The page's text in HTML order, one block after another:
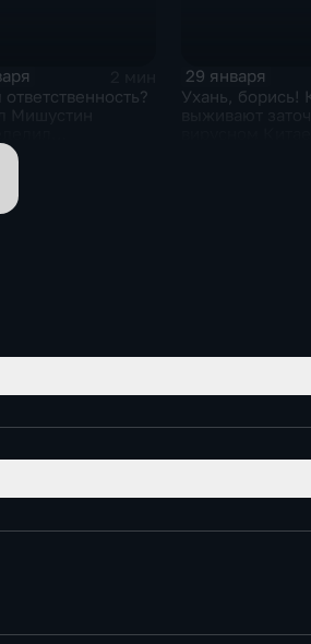
вице-
29 января
Ухань, борись!